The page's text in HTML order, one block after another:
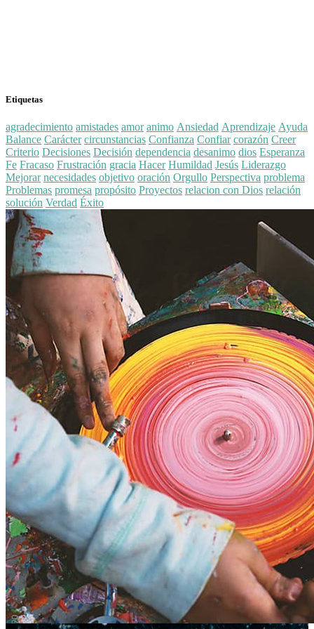
Etiquetas
agradecimiento amistades amor animo Ansiedad Aprendizaje Ayuda
Balance Carácter circunstancias Confianza Confiar corazón Creer
Criterio Decisiones Decisión dependencia desanimo dios Esperanza
Fe Fracaso Frustración gracia Hacer Humildad Jesús Liderazgo
Mejorar necesidades objetivo oración Orgullo Perspectiva problema
Problemas promesa propósito Proyectos relacion con Dios relación
solución Verdad Éxito